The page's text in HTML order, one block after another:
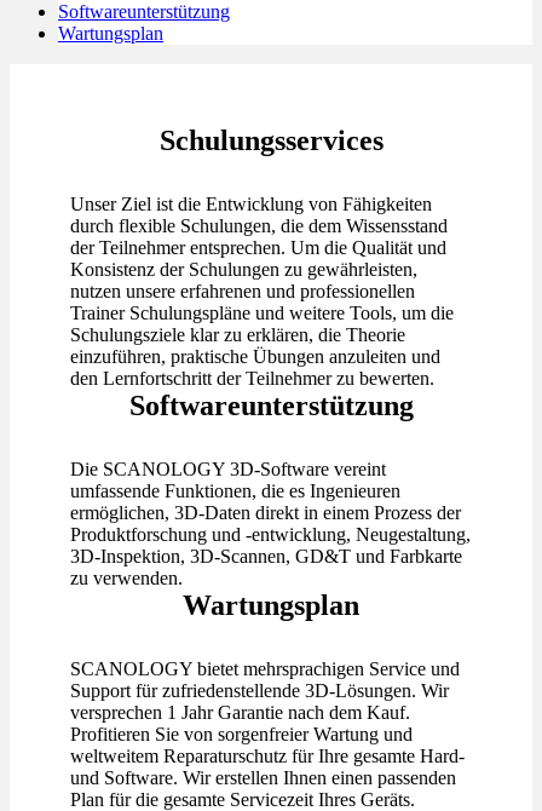
Softwareunterstützung
Wartungsplan
Schulungsservices
Unser Ziel ist die Entwicklung von Fähigkeiten
durch flexible Schulungen, die dem Wissensstand
der Teilnehmer entsprechen. Um die Qualität und
Konsistenz der Schulungen zu gewährleisten,
nutzen unsere erfahrenen und professionellen
Trainer Schulungspläne und weitere Tools, um die
Schulungsziele klar zu erklären, die Theorie
einzuführen, praktische Übungen anzuleiten und
den Lernfortschritt der Teilnehmer zu bewerten.
Softwareunterstützung
Die SCANOLOGY 3D-Software vereint
umfassende Funktionen, die es Ingenieuren
ermöglichen, 3D-Daten direkt in einem Prozess der
Produktforschung und -entwicklung, Neugestaltung,
3D-Inspektion, 3D-Scannen, GD&T und Farbkarte
zu verwenden.
Wartungsplan
SCANOLOGY bietet mehrsprachigen Service und
Support für zufriedenstellende 3D-Lösungen. Wir
versprechen 1 Jahr Garantie nach dem Kauf.
Profitieren Sie von sorgenfreier Wartung und
weltweitem Reparaturschutz für Ihre gesamte Hard-
und Software. Wir erstellen Ihnen einen passenden
Plan für die gesamte Servicezeit Ihres Geräts.